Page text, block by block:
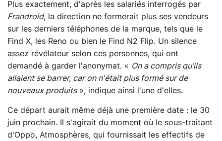
Plus exactement, d'après les salariés interrogés par
Frandroid, la direction ne formerait plus ses vendeurs
sur les derniers téléphones de la marque, tels que le
Find X, les Reno ou bien le Find N2 Flip. Un silence
assez révélateur selon ces personnes, qui ont
demandé à garder l'anonymat. « On a compris qu’ils
allaient se barrer, car on n'était plus formé sur de
nouveaux produits», indique ainsi l'une d'elles.
Ce départ aurait même déjà une première date : le 30
juin prochain. Il s'agirait du moment où le sous-traitant
d'Oppo, Atmosphères, qui fournissait les effectifs de